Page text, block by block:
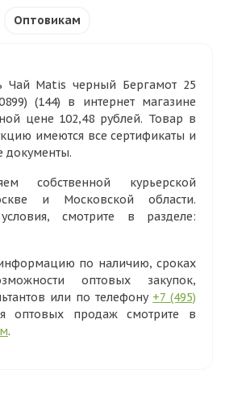
Оптовикам
Чай Matis черный Бергамот 25
(144) в интернет магазине
цене 102,48 рублей. Товар в
имеются все сертификаты и
документы.
собственной курьерской
и Московской области.
смотрите в разделе:
по наличию, сроках
оптовых закупок,
или по телефону +7 (495)
оптовых продаж смотрите в
.